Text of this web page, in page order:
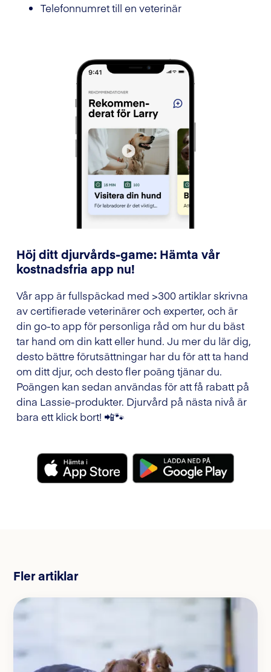
Telefonnumret till en veterinär
Höj ditt djurvårds-game: Hämta vår
kostnadsfria app nu!
Vår app är fullspäckad med >300 artiklar skrivna
av certifierade veterinärer och experter, och är
din go-to app för personliga råd om hur du bäst
tar hand om din katt eller hund. Ju mer du lär dig,
desto bättre förutsättningar har du för att ta hand
om ditt djur, och desto fler poäng tjänar du.
Poängen kan sedan användas för att få rabatt på
dina Lassie-produkter. Djurvård på nästa nivå är
bara ett klick bort! 📲🐾
Fler artiklar